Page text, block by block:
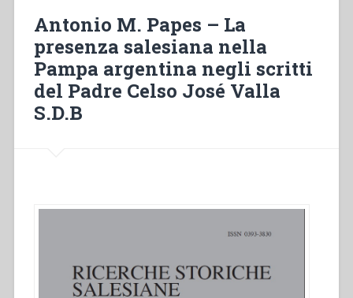
Antonio M. Papes – La
presenza salesiana nella
Pampa argentina negli scritti
del Padre Celso José Valla
S.D.B